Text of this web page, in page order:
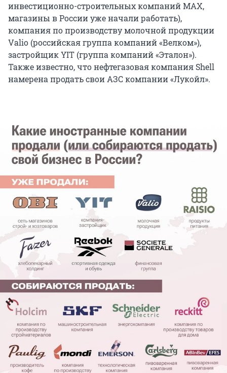
инвестиционно-строительных компаний MAX,
магазины в России уже начали работать),
компания по производству молочной продукции
Valio (российская группа компаний «Велком»),
застройщик YIT (группа компаний «Эталон»).
Также известно, что нефтегазовая компания Shell
намерена продать свои АЗС компании «Лукойл».